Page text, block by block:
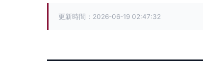
更新時間：2026-06-19 02:47:32